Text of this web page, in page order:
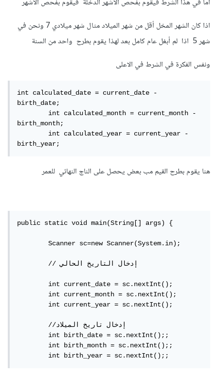
اما في هذا الشرط فيقوم بفحص الاشهر الدخلة فيقوم بفحص الاشهر
اذا كان الشهر المخل أقل من شهر الميلاد مثال شهر ميلادي 7 ونحن في
شهر 5 اذا لم أبغل عام كامل بعد لهذا يقوم بطرح واحد من السنة
ونفس الفكرة في الشرط في الاعلى
int calculated_date = current_date -
birth_date;
        int calculated_month = current_month -
birth_month;
        int calculated_year = current_year -
birth_year;
هنا يقوم بطرح القيم مب بعض يحصل على الناج النهائي للعمر
public static void main(String[] args) {
        Scanner sc=new Scanner(System.in);
        // إدخال التاريخ الحالي
        int current_date = sc.nextInt();
        int current_month = sc.nextInt();
        int current_year = sc.nextInt();
        //إدخال تاريخ الميلاد
        int birth_date = sc.nextInt();;
        int birth_month = sc.nextInt();;
        int birth_year = sc.nextInt();;